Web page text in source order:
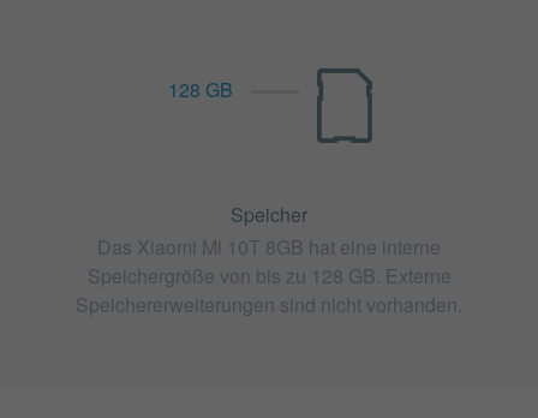
128 GB
Speicher
Das Xiaomi Mi 10T 8GB hat eine interne
Speichergröße von bis zu 128 GB. Externe
Speichererweiterungen sind nicht vorhanden.